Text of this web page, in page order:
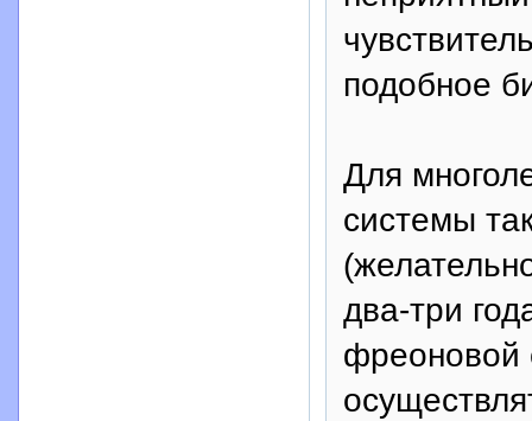
подобное
Для
системы
два-три
фреоновой